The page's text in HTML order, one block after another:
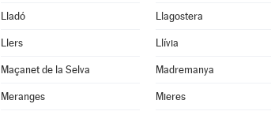
Lladó Llagostera
Llers Llívia
Maçanet de la Selva Madremanya
Meranges Mieres